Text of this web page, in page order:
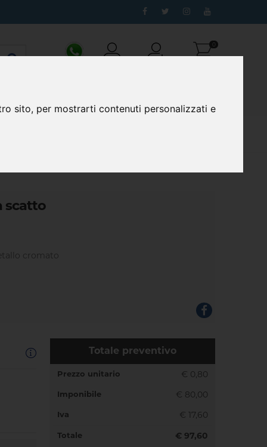
sito, per mostrarti contenuti personalizzati e
0
scatto
cromato
Totale preventivo
Prezzo unitario € 0,80
Imponibile € 80,00
Iva € 17,60
Totale € 97,60